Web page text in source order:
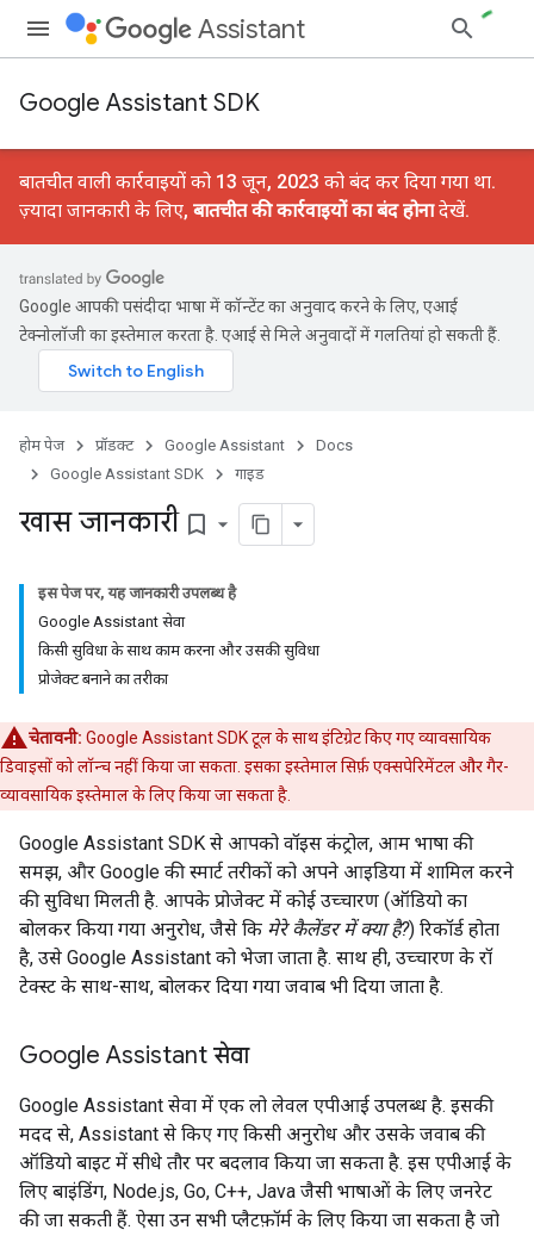
Assistant
Google Assistant SDK
बातचीत वाली कार्रवाइयों को 13 जून, 2023 को बंद कर दिया गया था.
ज़्यादा जानकारी के लिए, बातचीत की कार्रवाइयों का बंद होनादेखें.
Google आपकी पसंदीदा भाषा में कॉन्टेंट का अनुवाद करने के लिए, एआई
टेक्नोलॉजी का इस्तेमाल करता है. एआई से मिले अनुवादों में गलतियां हो सकती हैं.
होम पेज प्रॉडक्ट Google Assistant
Docs
Google Assistant SDK
गाइड
खास जानकारी bookmark_border
इस पेज पर, यह जानकारी उपलब्ध है
Google Assistant सेवा
किसी सुविधा के साथ काम करना और उसकी सुविधा
प्रोजेक्ट बनाने का तरीका
चेतावनी: Google Assistant SDK टूल के साथ इंटिग्रेट किए गए व्यावसायिक
डिवाइसों को लॉन्च नहीं किया जा सकता. इसका इस्तेमाल सिर्फ़ एक्सपेरिमेंटल और गैर-
व्यावसायिक इस्तेमाल के लिए किया जा सकता है.
Google Assistant SDK से आपको वॉइस कंट्रोल, आम भाषा की
समझ, और Google की स्मार्ट तरीकों को अपने आइडिया में शामिल करने
की सुविधा मिलती है. आपके प्रोजेक्ट में कोई उच्चारण (ऑडियो का
बोलकर किया गया अनुरोध, जैसे कि मेरे कैलेंडर में क्या है?) रिकॉर्ड होता
है, उसे Google Assistant को भेजा जाता है. साथ ही, उच्चारण के रॉ
टेक्स्ट के साथ-साथ, बोलकर दिया गया जवाब भी दिया जाता है.
Google Assistant सेवा
Google Assistant सेवा में एक लो लेवल एपीआई उपलब्ध है. इसकी
मदद से, Assistant से किए गए किसी अनुरोध और उसके जवाब की
ऑडियो बाइट में सीधे तौर पर बदलाव किया जा सकता है. इस एपीआई के
लिए बाइंडिंग, Node.js, Go, C++, Java जैसी भाषाओं के लिए जनरेट
की जा सकती हैं. ऐसा उन सभी प्लैटफ़ॉर्म के लिए किया जा सकता है जो